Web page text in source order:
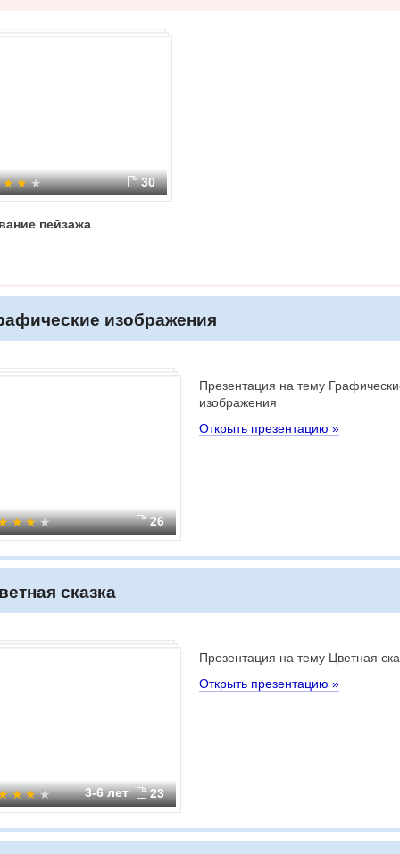
30
пейзажа
изображения
26
Презентация на тему
изображения
Открыть презентацию »
сказка
3-6 лет 23
Презентация на тему Цветная
Открыть презентацию »